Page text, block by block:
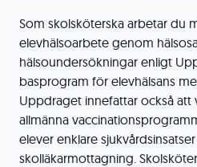
Som skolsköterska arbetar du
elevhälsoarbete genom
hälsoundersökningar enligt
basprogram för elevhälsans
Uppdraget innefattar också att
allmänna
elever enklare
skolläkarmottagning.